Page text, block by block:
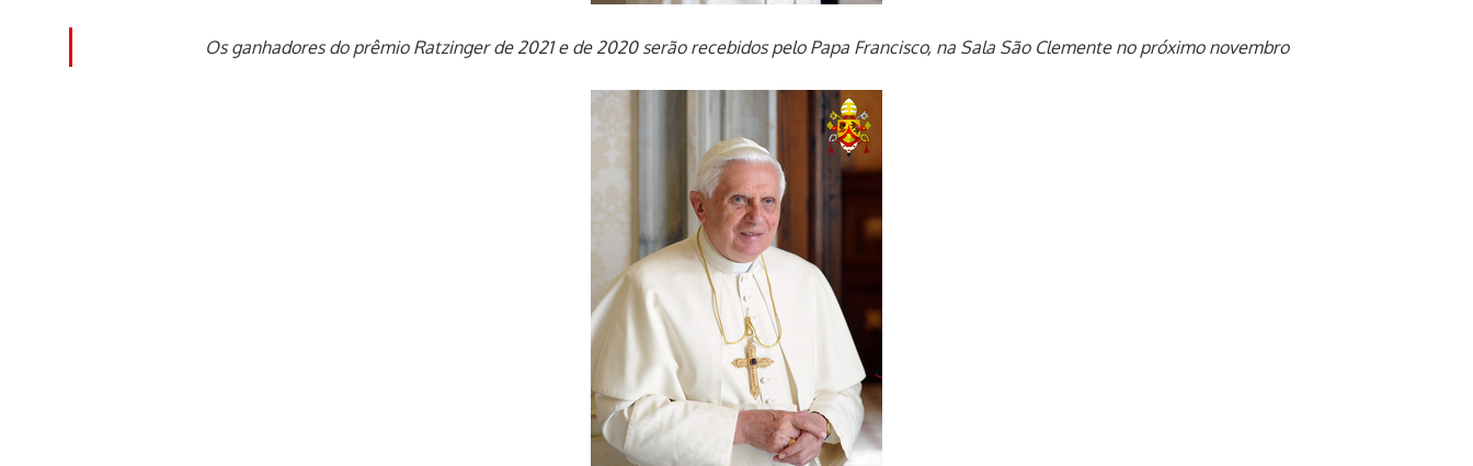
Os ganhadores do prêmio Ratzinger de 2021 e de 2020 serão recebidos pelo Papa Francisco, na Sala São Clemente no próximo novembro